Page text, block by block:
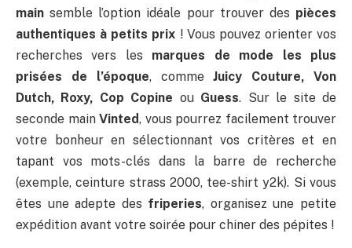
main semble l’option idéale pour trouver des pièces
authentiques à petits prix ! Vous pouvez orienter vos
recherches vers les marques de mode les plus
prisées de l’époque, commeJuicy Couture, Von
Dutch, Roxy, Cop Copine ou Guess. Sur le site de
seconde mainVinted, vous pourrez facilement trouver
votre bonheur en sélectionnant vos critères et en
tapant vos mots-clés dans la barre de recherche
(exemple, ceinture strass 2000, tee-shirt y2k). Si vous
êtes une adepte des friperies, organisez une petite
expédition avant votre soirée pour chiner des pépites !